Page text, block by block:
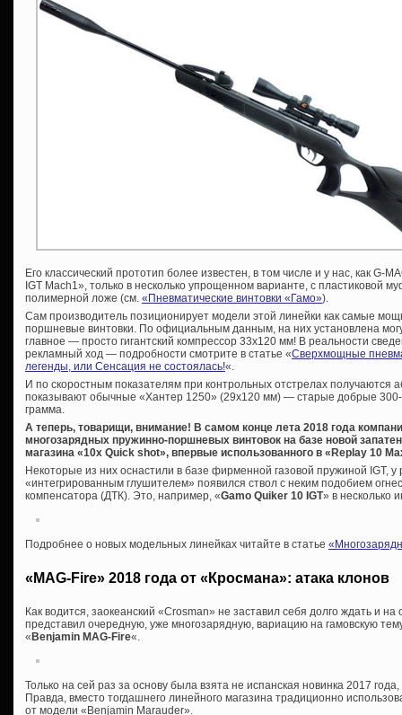
Его классический прототип более известен, в том числе и у нас, как G-
IGT Mach1», только в несколько упрощенном варианте, с пластиковой
полимерной ложе (см. «Пневматические винтовки «Гамо»).
Сам производитель позиционирует модели этой линейки как самые
поршневые винтовки. По официальным данным, на них установлена
главное — просто гигантский компрессор 33х120 мм! В реальности
рекламный ход — подробности смотрите в статье «Сверхмощные
легенды, или Сенсация не состоялась!«.
И по скоростным показателям при контрольных отстрелах получаются
показывают обычные «Хантер 1250» (29х120 мм) — старые добрые
грамма.
А теперь, товарищи, внимание! В самом конце лета 2018 года
многозарядных пружинно-поршневых винтовок на базе новой
магазина «10x Quick shot», впервые использованного в «Replay 10
Некоторые из них оснастили в базе фирменной газовой пружиной IGT, у
«интегрированным глушителем» появился ствол с неким подобием
компенсатора (ДТК). Это, например, «Gamo Quiker 10 IGT» в несколько
Подробнее о новых модельных линейках читайте в статье
«MAG-Fire» 2018 года от «Кросмана»: атака клонов
Как водится, заокеанский «Crosman» не заставил себя долго ждать и
представил очередную, уже многозарядную, вариацию на гамовскую
«Benjamin MAG-Fire«.
Только на сей раз за основу была взята не испанская новинка 2017
Правда, вместо тогдашнего линейного магазина традиционно
от модели «Benjamin Marauder».